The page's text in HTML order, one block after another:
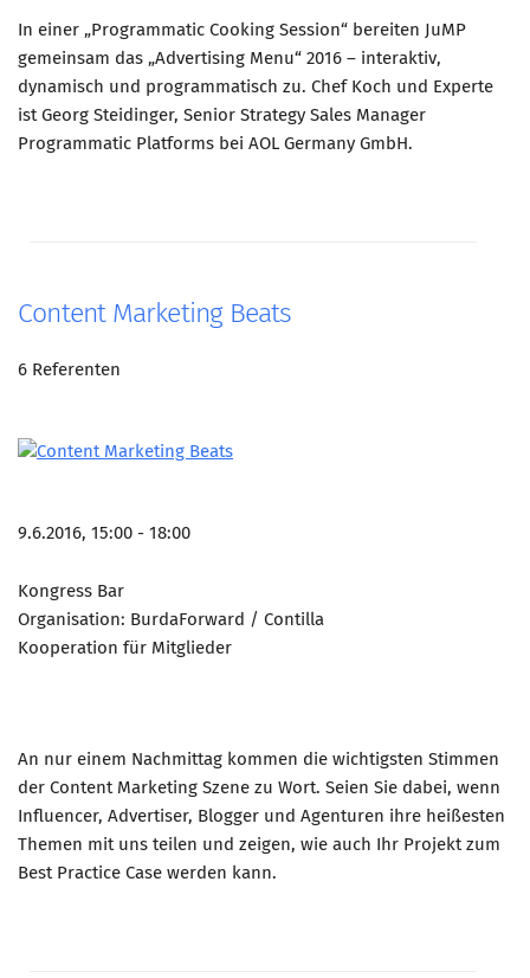
In einer „Programmatic Cooking Session“ bereiten JuMP
gemeinsam das „Advertising Menu“ 2016 – interaktiv,
dynamisch und programmatisch zu. Chef Koch und Experte
ist Georg Steidinger, Senior Strategy Sales Manager
Programmatic Platforms bei AOL Germany GmbH.
Content Marketing Beats
6 Referenten
9.6.2016, 15:00 - 18:00
Kongress Bar
Organisation: BurdaForward / Contilla
Kooperation für Mitglieder
An nur einem Nachmittag kommen die wichtigsten Stimmen
der Content Marketing Szene zu Wort. Seien Sie dabei, wenn
Influencer, Advertiser, Blogger und Agenturen ihre heißesten
Themen mit uns teilen und zeigen, wie auch Ihr Projekt zum
Best Practice Case werden kann.